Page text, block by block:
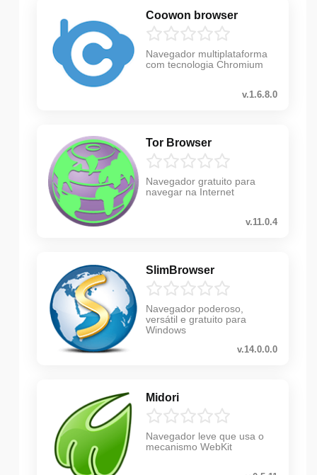
Coowon browser
Navegador multiplataforma
com tecnologia Chromium
v.1.6.8.0
Tor Browser
Navegador gratuito para
navegar na Internet
v.11.0.4
SlimBrowser
Navegador poderoso,
versátil e gratuito para
Windows
v.14.0.0.0
Midori
Navegador leve que usa o
mecanismo WebKit